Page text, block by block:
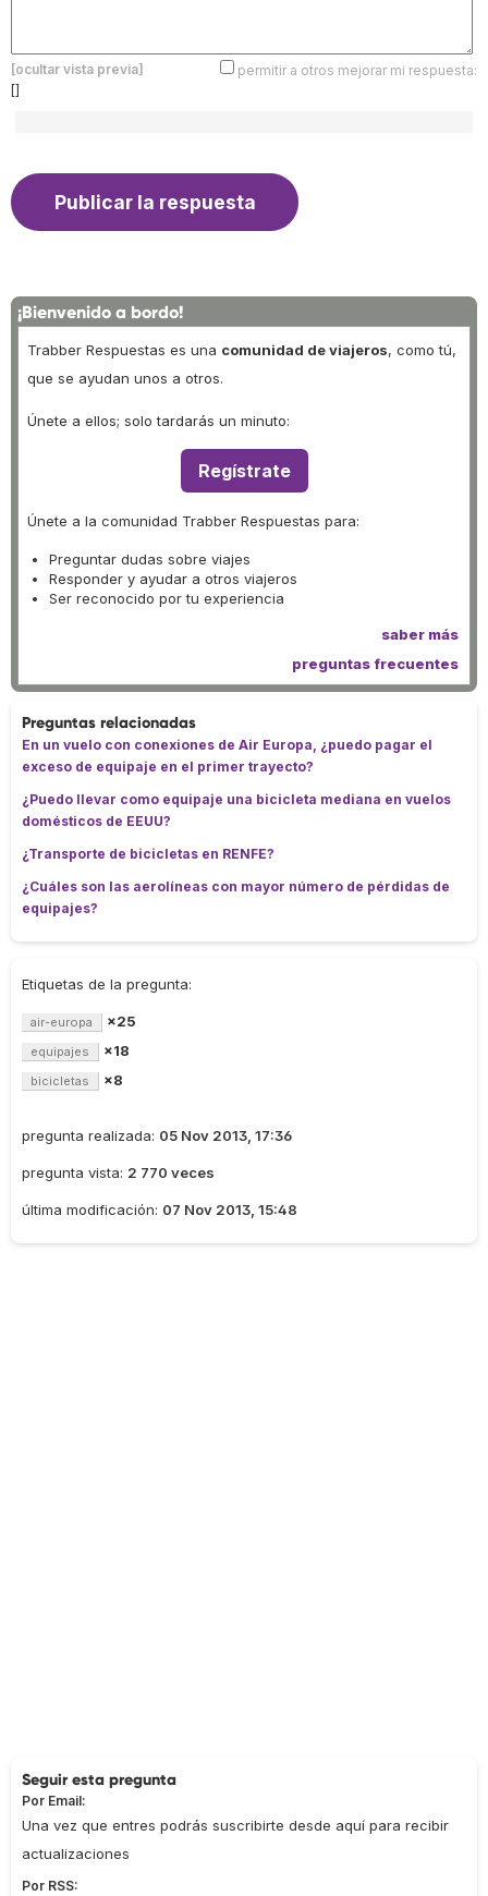
[ocultar vista previa]
permitir a otros mejorar mi respuesta:
[]
¡Bienvenido a bordo!
Trabber Respuestas es una comunidad de viajeros, como tú,
que se ayudan unos a otros.
Únete a ellos; solo tardarás un minuto:
Regístrate
Únete a la comunidad Trabber Respuestas para:
Preguntar dudas sobre viajes
Responder y ayudar a otros viajeros
Ser reconocido por tu experiencia
saber más
preguntas frecuentes
Preguntas relacionadas
En un vuelo con conexiones de Air Europa, ¿puedo pagar el
exceso de equipaje en el primer trayecto?
¿Puedo llevar como equipaje una bicicleta mediana en vuelos
domésticos de EEUU?
¿Transporte de bicicletas en RENFE?
¿Cuáles son las aerolíneas con mayor número de pérdidas de
equipajes?
Etiquetas de la pregunta:
air-europa ×25
equipajes ×18
bicicletas ×8
pregunta realizada: 05 Nov 2013, 17:36
pregunta vista: 2 770 veces
última modificación: 07 Nov 2013, 15:48
Seguir esta pregunta
Por Email:
Una vez que entres podrás suscribirte desde aquí para recibir
actualizaciones
Por RSS: